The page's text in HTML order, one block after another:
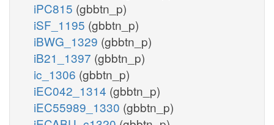
iPC815 (gbbtn_p)
iSF_1195 (gbbtn_p)
iBWG_1329 (gbbtn_p)
iB21_1397 (gbbtn_p)
ic_1306 (gbbtn_p)
iEC042_1314 (gbbtn_p)
iEC55989_1330 (gbbtn_p)